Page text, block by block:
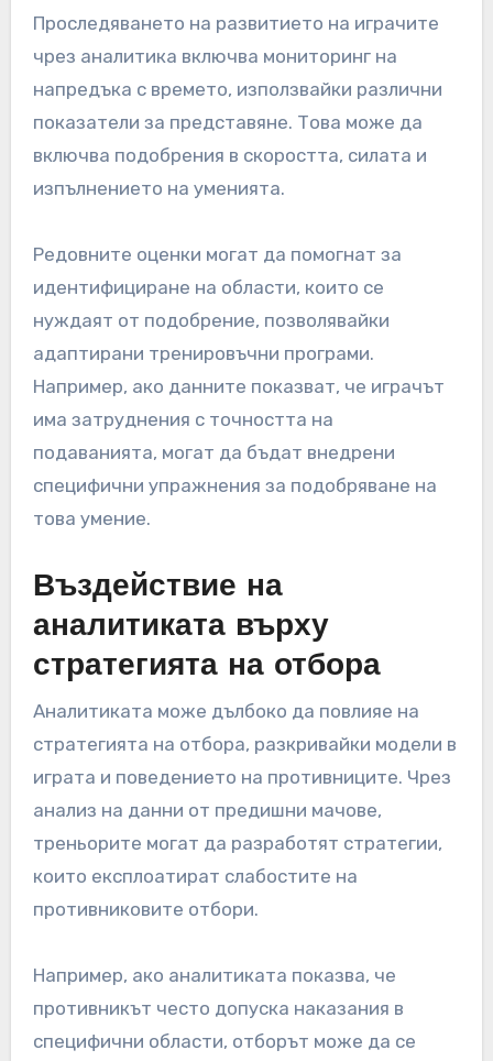
Проследяването на развитието на играчите
чрез аналитика включва мониторинг на
напредъка с времето, използвайки различни
показатели за представяне. Това може да
включва подобрения в скоростта, силата и
изпълнението на уменията.
Редовните оценки могат да помогнат за
идентифициране на области, които се
нуждаят от подобрение, позволявайки
адаптирани тренировъчни програми.
Например, ако данните показват, че играчът
има затруднения с точността на
подаванията, могат да бъдат внедрени
специфични упражнения за подобряване на
това умение.
Въздействие на
аналитиката върху
стратегията на отбора
Аналитиката може дълбоко да повлияе на
стратегията на отбора, разкривайки модели в
играта и поведението на противниците. Чрез
анализ на данни от предишни мачове,
треньорите могат да разработят стратегии,
които експлоатират слабостите на
противниковите отбори.
Например, ако аналитиката показва, че
противникът често допуска наказания в
специфични области, отборът може да се